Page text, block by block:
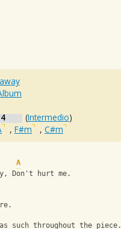
4 (Intermedio)
, F#m , C#m
A
Don't hurt me.
such throughout the piece.